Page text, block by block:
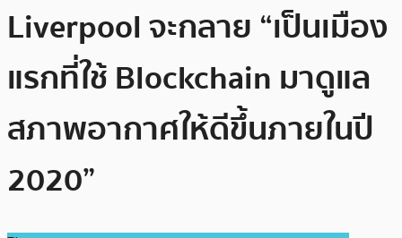
Liverpool จะกลาย “เป็นเมือง
แรกที่ใช้ Blockchain มาดูแล
สภาพอากาศให้ดีขึ้นภายในปี
2020”